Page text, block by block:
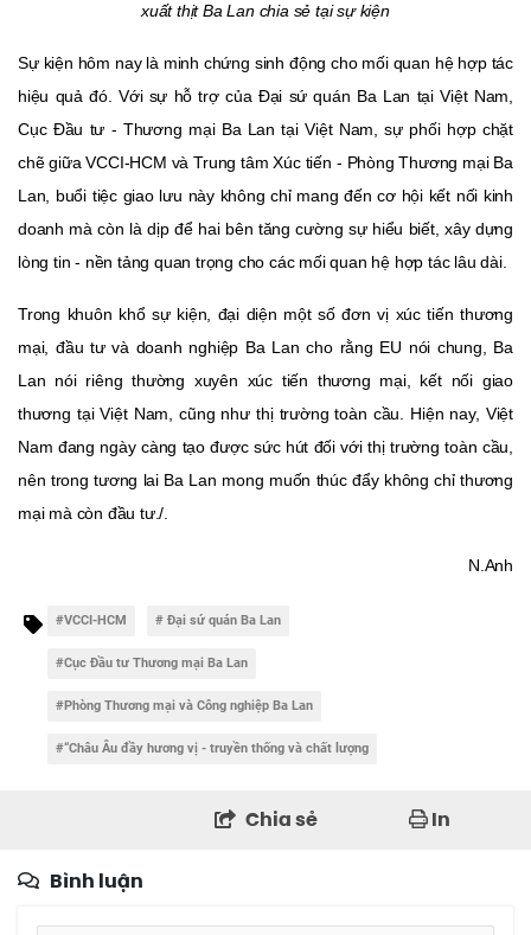
xuất thịt Ba Lan chia sẻ tại sự kiện
Sự kiện hôm nay là minh chứng sinh động cho mối quan hệ hợp tác
hiệu quả đó. Với sự hỗ trợ của Đại sứ quán Ba Lan tại Việt Nam,
Cục Đầu tư - Thương mại Ba Lan tại Việt Nam, sự phối hợp chặt
chẽ giữa VCCI-HCM và Trung tâm Xúc tiến - Phòng Thương mại Ba
Lan , buổi tiệc giao lưu này không chỉ mang đến cơ hội kết nối kinh
doanh mà còn là dịp để hai bên tăng cường sự hiểu biết, xây dựng
lòng tin - nền tảng quan trọng cho các mối quan hệ hợp tác lâu dài.
Trong khuôn khổ sự kiện, đại diện một số đơn vị xúc tiến thương
mại, đầu tư và doanh nghiệp Ba Lan cho rằng EU nói chung, Ba
Lan nói riêng thường xuyên xúc tiến thương mại, kết nối giao
thương tại Việt Nam, cũng như thị trường toàn cầu. Hiện nay, Việt
Nam đang ngày càng tạo được sức hút đối với thị trường toàn cầu,
nên trong tương lai Ba Lan mong muốn thúc đẩy không chỉ thương
mại mà còn đầu tư./.
N.Anh
#VCCI-HCM # Đại sứ quán Ba Lan
#Cục Đầu tư Thương mại Ba Lan
#Phòng Thương mại và Công nghiệp Ba Lan
#“Châu Âu đầy hương vị - truyền thống và chất lượng
Chia sẻ In
Bình luận